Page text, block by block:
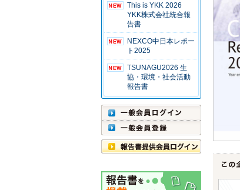
This is YKK 2026
YKK株式会社統合報
告書
NEXCO中日本レポー
ト2025
TSUNAGU2026 生
協・環境・社会活動
報告書